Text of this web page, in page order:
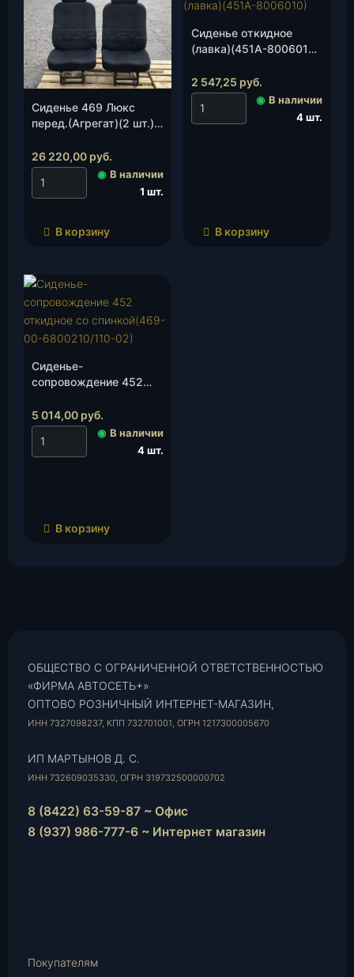
Сиденье 469 Люкс
перед.(Агрегат)(2 шт.),
26 220,00 руб.
◉ В наличии
1 шт.
В корзину
Сиденье откидное
(лавка)(451А-8006010),
2 547,25 руб.
◉ В наличии
4 шт.
В корзину
Сиденье-
сопровождение 452
спинкой(469-00-
6800210/110-02), шт.
5 014,00 руб.
◉ В наличии
4 шт.
В корзину
ОБЩЕСТВО С ОГРАНИЧЕННОЙ ОТВЕТСТВЕННОСТЬЮ
«ФИРМА АВТОСЕТЬ+»
ОПТОВО РОЗНИЧНЫЙ ИНТЕРНЕТ-МАГАЗИН,
ИНН 7327098237, КПП 732701001, ОГРН 1217300005670
ИП МАРТЫНОВ Д. С.
ИНН 732609035330, ОГРН 319732500000702
8 (8422) 63-59-87 ~ Офис
8 (937) 986-777-6 ~ Интернет магазин
Mail
Покупателям